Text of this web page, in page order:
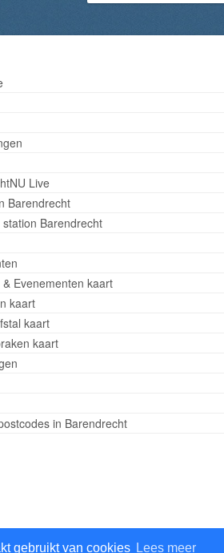
gebruikt van cookies Lees meer
Live
Barendrecht
Barendrecht
Evenementen kaart
kaart
kaart
kaart
in Barendrecht